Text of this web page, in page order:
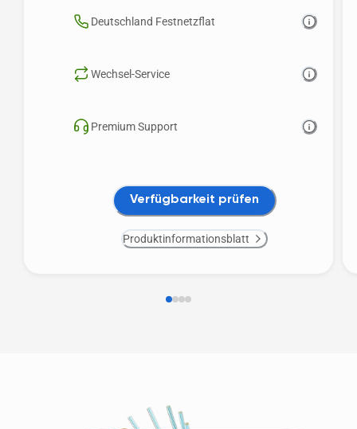
Deutschland Festnetzflat
Wechsel-Service
Premium Support
Verfügbarkeit prüfen
Produktinformationsblatt